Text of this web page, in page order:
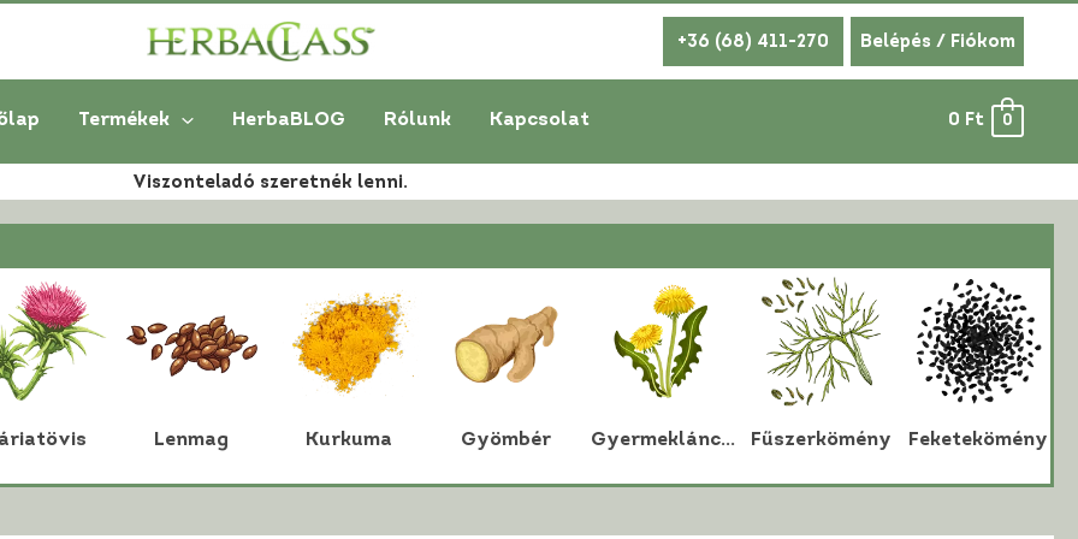
+36 (68) 411-270 Belépés / Fiókom
Termékek HerbaBLOG Rólunk Kapcsolat 0 Ft 0
Viszonteladó szeretnék lenni.
Lenmag Kurkuma Gyömbér Gyermekláncfű Fűszerkömény Feketekömény